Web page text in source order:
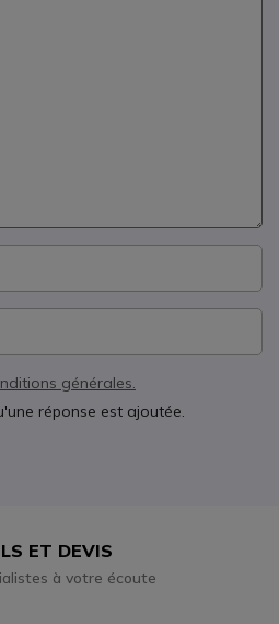
générales.
réponse est ajoutée.
ET DEVIS
à votre écoute